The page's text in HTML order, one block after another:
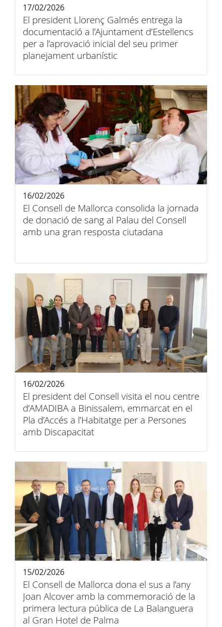
El president Llorenç Galmés entrega la
documentació a l’Ajuntament d’Estellencs
per a l’aprovació inicial del seu primer
planejament urbanístic
17/02/2026
El Consell de Mallorca consolida la jornada
de donació de sang al Palau del Consell
amb una gran resposta ciutadana
16/02/2026
El president del Consell visita el nou centre
d’AMADIBA a Binissalem, emmarcat en el
Pla d’Accés a l’Habitatge per a Persones
amb Discapacitat
16/02/2026
El Consell de Mallorca dona el sus a l’any
Joan Alcover amb la commemoració de la
primera lectura pública de La Balanguera
al Gran Hotel de Palma
15/02/2026